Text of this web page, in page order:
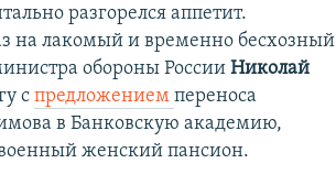
разгорелся аппетит.
на лакомый и временно бесхозный
обороны РоссииНиколай
спредложениемпереноса
в Банковскую академию,
женский пансион.